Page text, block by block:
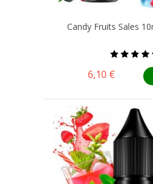
Candy Fruits Sales
Precio
6,10 €